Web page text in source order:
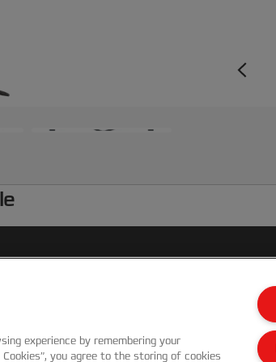
Garantie Bedingungen
experience by remembering your
you agree to the storing of cookies